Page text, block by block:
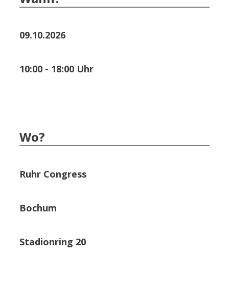
09.10.2026
10:00 - 18:00 Uhr
Wo?
Ruhr Congress
Bochum
Stadionring 20